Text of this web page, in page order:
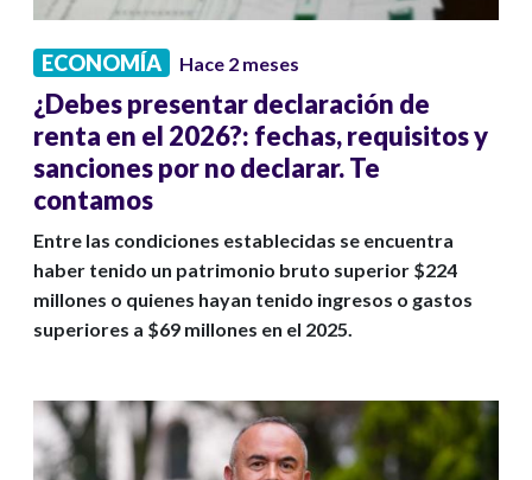
ECONOMÍA Hace 2 meses
¿Debes presentar declaración de
renta en el 2026?: fechas, requisitos y
sanciones por no declarar. Te
contamos
Entre las condiciones establecidas se encuentra
haber tenido un patrimonio bruto superior $224
millones o quienes hayan tenido ingresos o gastos
superiores a $69 millones en el 2025.